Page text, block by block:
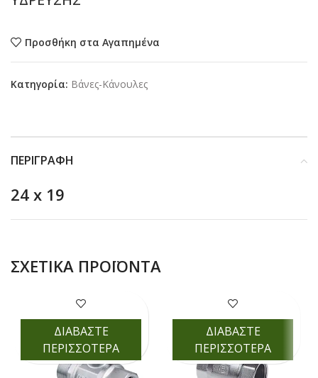
Προσθήκη στα Αγαπημένα
Κατηγορία: Βάνες-Κάνουλες
ΠΕΡΙΓΡΑΦΉ
24 x 19
ΣΧΕΤΙΚΆ ΠΡΟΪΌΝΤΑ
ΔΙΑΒΑΣΤΕ
ΠΕΡΙΣΣΟΤΕΡΑ
ΔΙΑΒΑΣΤΕ
ΠΕΡΙΣΣΟΤΕΡΑ